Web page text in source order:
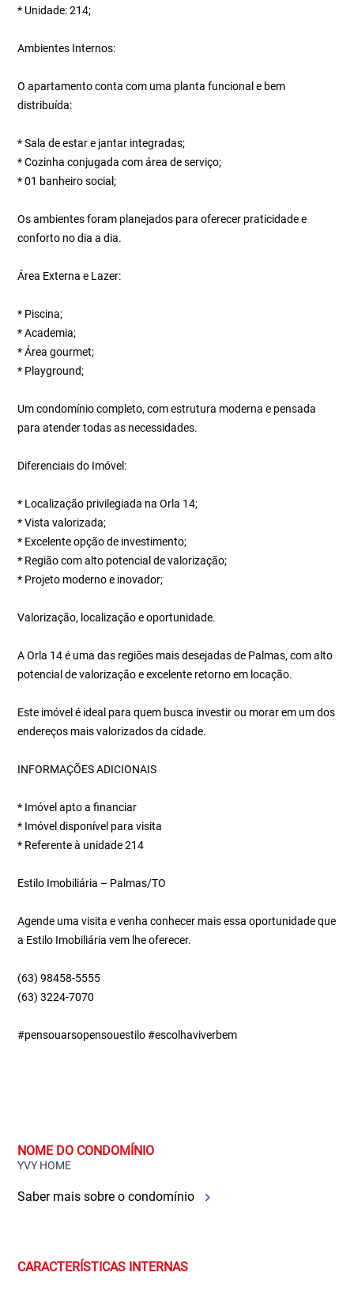
* Unidade: 214;
Ambientes Internos:
O apartamento conta com uma planta funcional e bem
distribuída:
* Sala de estar e jantar integradas;
* Cozinha conjugada com área de serviço;
* 01 banheiro social;
Os ambientes foram planejados para oferecer praticidade e
conforto no dia a dia.
Área Externa e Lazer:
* Piscina;
* Academia;
* Área gourmet;
* Playground;
Um condomínio completo, com estrutura moderna e pensada
para atender todas as necessidades.
Diferenciais do Imóvel:
* Localização privilegiada na Orla 14;
* Vista valorizada;
* Excelente opção de investimento;
* Região com alto potencial de valorização;
* Projeto moderno e inovador;
Valorização, localização e oportunidade.
A Orla 14 é uma das regiões mais desejadas de Palmas, com alto
potencial de valorização e excelente retorno em locação.
Este imóvel é ideal para quem busca investir ou morar em um dos
endereços mais valorizados da cidade.
INFORMAÇÕES ADICIONAIS
* Imóvel apto a financiar
* Imóvel disponível para visita
* Referente à unidade 214
Estilo Imobiliária – Palmas/TO
Agende uma visita e venha conhecer mais essa oportunidade que
a Estilo Imobiliária vem lhe oferecer.
(63) 98458-5555
(63) 3224-7070
#pensouarsopensouestilo #escolhaviverbem
NOME DO CONDOMÍNIO
YVY HOME
Saber mais sobre o condomínio
CARACTERÍSTICAS INTERNAS